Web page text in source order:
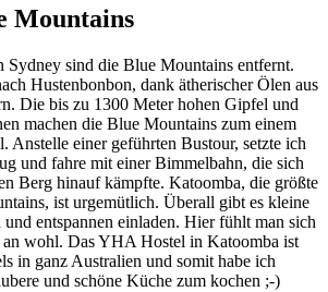
Mountains
Sydney sind die Blue Mountains entfernt.
Hustenbonbon, dank ätherischer Ölen aus
Die bis zu 1300 Meter hohen Gipfel und
machen die Blue Mountains zum einem
Anstelle einer geführten Bustour, setzte ich
und fahre mit einer Bimmelbahn, die sich
Berg hinauf kämpfte. Katoomba, die größte
ist urgemütlich. Überall gibt es kleine
entspannen einladen. Hier fühlt man sich
wohl. Das YHA Hostel in Katoomba ist
in ganz Australien und somit habe ich
und schöne Küche zum kochen ;-)